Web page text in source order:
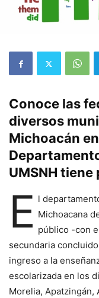
Conoce las
diversos
Michoacán
UMSNH tiene
E l
Michoacana
público -con
secundaria
ingreso a la
escolarizada en los
Morelia, Apatzingán,